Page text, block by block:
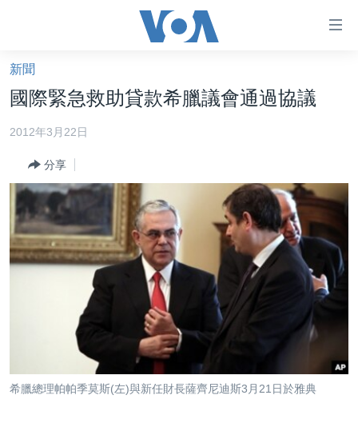
礙
鏈
接
跳
跳
轉
到
檢
美國大選2024
台灣
美中關係
海外港人
新聞自由
國際
新聞
國際緊急救助貸款希臘議會通過協議
2012年3月22日
分享
希臘總理帕帕季莫斯(左)與新任財長薩齊尼迪斯3月21日於雅典